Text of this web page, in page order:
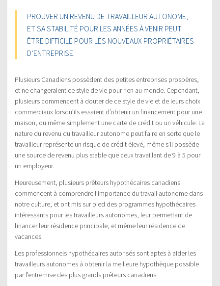
PROUVER UN REVENU DE TRAVAILLEUR AUTONOME,
ET SA STABILITÉ POUR LES ANNÉES À VENIR PEUT
ÊTRE DIFFICILE POUR LES NOUVEAUX PROPRIÉTAIRES
D’ENTREPRISE.
Plusieurs Canadiens possèdent des petites entreprises prospères,
et ne changeraient ce style de vie pour rien au monde. Cependant,
plusieurs commencent à douter de ce style de vie et de leurs choix
commerciaux lorsqu’ils essaient d’obtenir un financement pour une
maison, ou même simplement une carte de crédit ou un véhicule. La
nature du revenu du travailleur autonome peut faire en sorte que le
travailleur représente un risque de crédit élevé, même s’il possède
une source de revenu plus stable que ceux travaillant de 9 à 5 pour
un employeur.
Heureusement, plusieurs prêteurs hypothécaires canadiens
commencent à comprendre l’importance du travail autonome dans
notre culture, et ont mis sur pied des programmes hypothécaires
intéressants pour les travailleurs autonomes, leur permettant de
financer leur résidence principale, et même leur résidence de
vacances.
Les professionnels hypothécaires autorisés sont aptes à aider les
travailleurs autonomes à obtenir la meilleure hypothèque possible
par l’entremise des plus grands prêteurs canadiens.